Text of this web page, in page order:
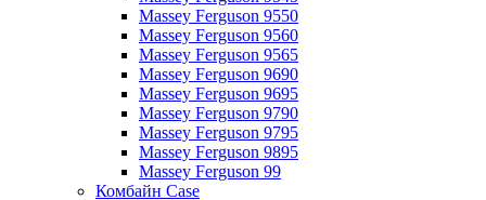
Massey Ferguson 9550
Massey Ferguson 9560
Massey Ferguson 9565
Massey Ferguson 9690
Massey Ferguson 9695
Massey Ferguson 9790
Massey Ferguson 9795
Massey Ferguson 9895
Massey Ferguson 99
Комбайн Case